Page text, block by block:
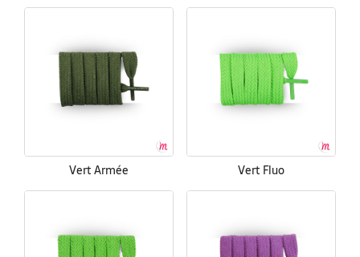
Vert Armée Vert Fluo